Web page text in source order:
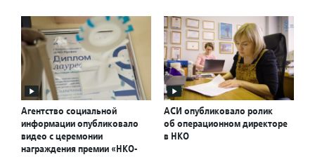
Агентство социальной
информации опубликовало
видео с церемонии
награждения премии «НКО-
АСИ опубликовало ролик
об операционном директоре
в НКО